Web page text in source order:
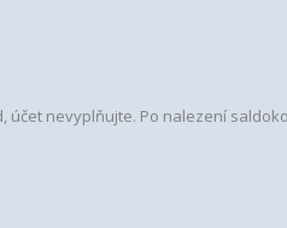
účet nevyplňujte. Po nalezení